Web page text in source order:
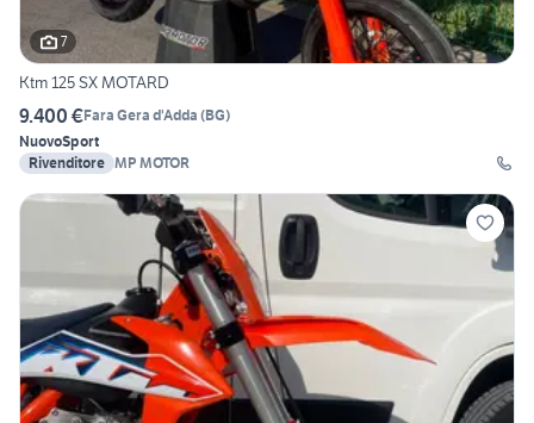
7
Ktm 125 SX MOTARD
9.400 €Fara Gera d'Adda (BG)
NuovoSport
Rivenditore MP MOTOR